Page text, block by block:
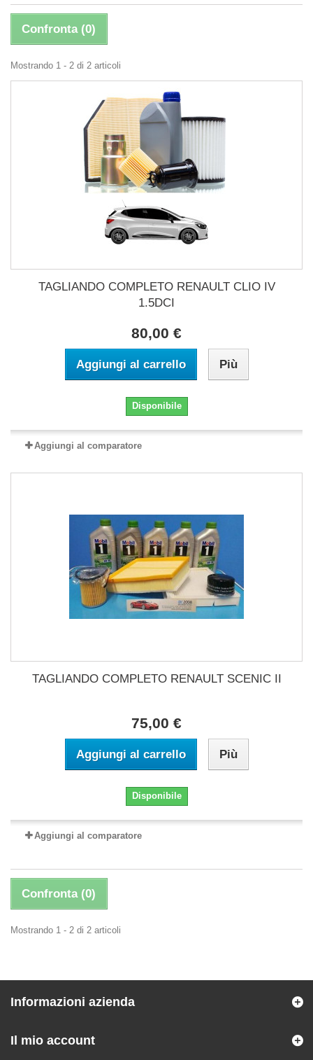
Confronta (0)
Mostrando 1 - 2 di 2 articoli
TAGLIANDO COMPLETO RENAULT CLIO IV
1.5DCI
80,00 €
Aggiungi al carrello Più
Disponibile
Aggiungi al comparatore
TAGLIANDO COMPLETO RENAULT SCENIC II
75,00 €
Aggiungi al carrello Più
Disponibile
Aggiungi al comparatore
Confronta (0)
Mostrando 1 - 2 di 2 articoli
Informazioni azienda
Il mio account